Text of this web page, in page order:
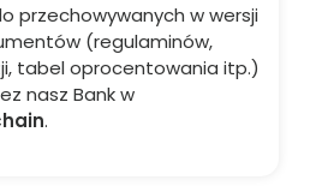
przechowywanych w wersji
(regulaminów,
tabel oprocentowania itp.)
nasz Bank w
.